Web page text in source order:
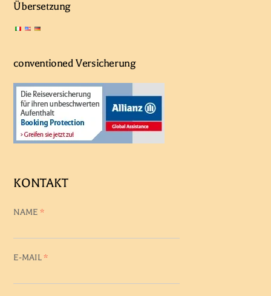
Übersetzung
conventioned Versicherung
KONTAKT
NAME*
E-MAIL*